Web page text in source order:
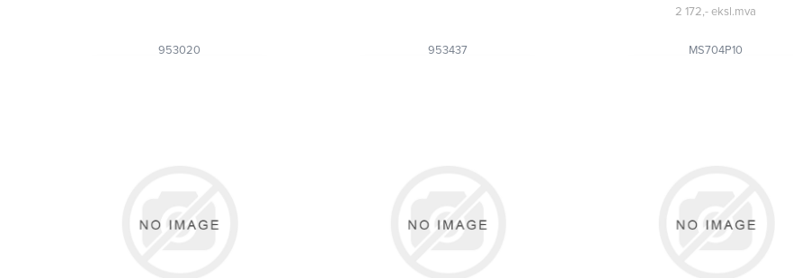
953020 953437 MS704P10
2 172,-eksl.mva